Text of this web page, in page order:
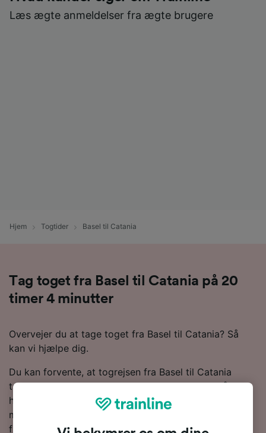
Læs ægte anmeldelser fra ægte brugere
Hjem Togtider Basel til Catania
Tag toget fra Basel til Catania på 20
timer 4 minutter
Overvejer du at tage toget fra Basel til Catania? Så
kan vi hjælpe dig.
Du kan forvente, at togrejsen fra Basel til Catania
tager omkring 23 timer 5 minutter. Hvis du vil nå
hurtigst muligt frem, kan det tage ned til 20 timer 4
minutter på de hurtigste tjenester. Du vil som regel
finde omkring 17 tog om dagen på denne rute, der